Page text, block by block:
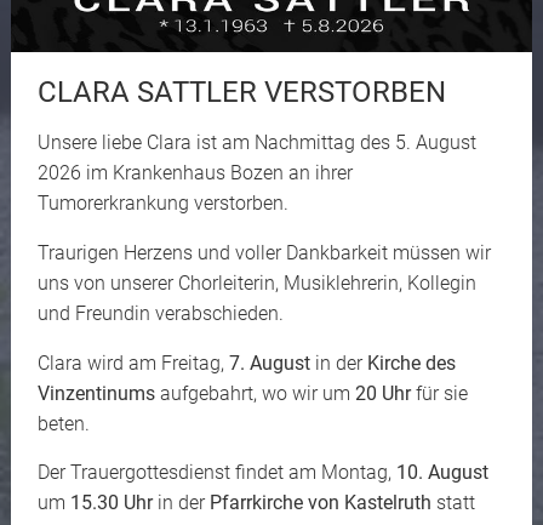
CLARA SATTLER VERSTORBEN
Unsere liebe Clara ist am Nachmittag des 5. August
2026 im Krankenhaus Bozen an ihrer
Tumorerkrankung verstorben.
Traurigen Herzens und voller Dankbarkeit müssen wir
uns von unserer Chorleiterin, Musiklehrerin, Kollegin
und Freundin verabschieden.
Clara wird am Freitag, 7. Augustin der Kirche des
Vinzentinumsaufgebahrt, wo wir um 20 Uhrfür sie
beten.
Der Trauergottesdienst findet am Montag, 10. August
um 15.30 Uhrin der Pfarrkirche von Kastelruth statt